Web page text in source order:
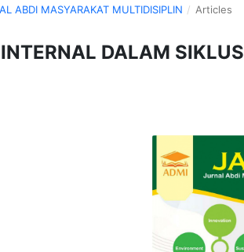
ABDI MASYARAKAT MULTIDISIPLIN / Articles
DALAM SIKLUS